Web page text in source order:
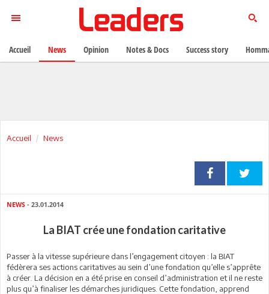
Accueil News
NEWS - 23.01.2014
La BIAT crée une fondation caritative
Passer à la vitesse supérieure dans l’engagement citoyen : la BIAT
fédèrera ses actions caritatives au sein d’une fondation qu’elle s’apprête
à créer. La décision en a été prise en conseil d’administration et il ne reste
plus qu’à finaliser les démarches juridiques. Cette fondation, apprend
Accueil News Opinion Notes & Docs Success story